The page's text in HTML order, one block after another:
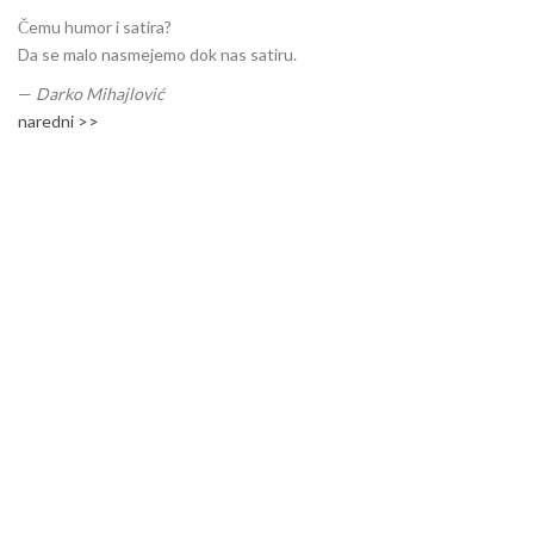
Čemu humor i satira?
Da se malo nasmejemo dok nas satiru.
— Darko Mihajlović
naredni >>